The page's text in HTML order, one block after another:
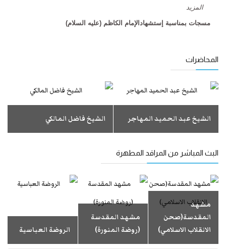
المزید
مسجات بمناسبة إستشهادالإمام الكاظم (عليه السلام)
المحاضرات
الشيخ عبد الحميد المهاجر الشيخ فاضل المالكي
البث المباشر من المراقد المطهرة
مشهد
المقدسة(صحن
الانقلاب الاسلامي)
مشهد المقدسة
(روضة المنورة)
الروضة العباسية